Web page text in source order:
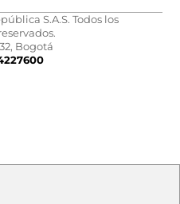
S.A.S. Todos los
Bogotá